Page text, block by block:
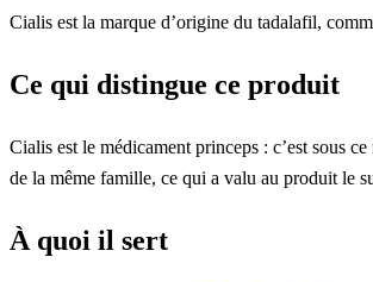
Cialis est la marque d’origine du tadalafil,
Ce qui distingue ce produit
Cialis est le médicament princeps : c’est sous
de la même famille, ce qui a valu au produit le
À quoi il sert